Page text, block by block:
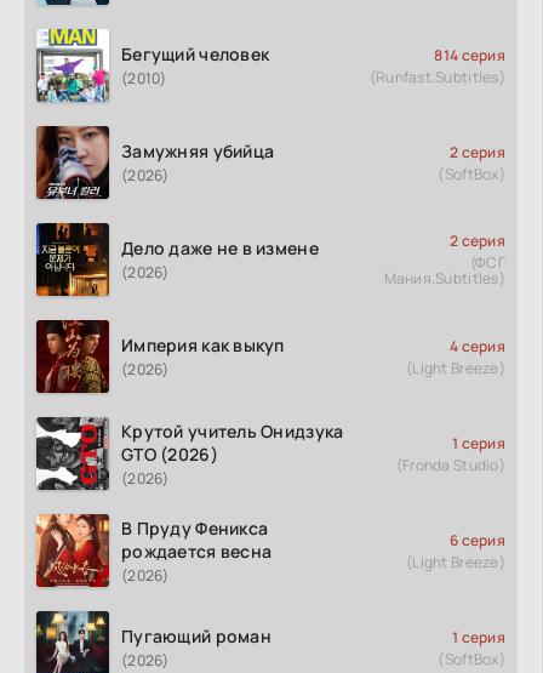
Бегущий человек
(2010)
814 серия
(Runfast.Subtitles)
Замужняя убийца
(2026)
2 серия
(SoftBox)
Дело даже не в измене
(2026)
2 серия
(ФСГ
Мания.Subtitles)
Империя как выкуп
(2026)
4 серия
(Light Breeze)
Крутой учитель Онидзука
GTO (2026)
(2026)
1 серия
(Fronda Studio)
В Пруду Феникса
рождается весна
(2026)
6 серия
(Light Breeze)
Пугающий роман
(2026)
1 серия
(SoftBox)